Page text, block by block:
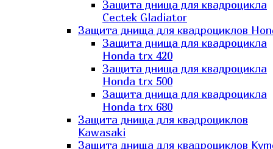
Защита днища для квадроцикла
Cectek Gladiator
Защита днища для квадроциклов
Защита днища для квадроцикла
Honda trx 420
Защита днища для квадроцикла
Honda trx 500
Защита днища для квадроцикла
Honda trx 680
Защита днища для квадроциклов
Kawasaki
Защита днища для квадроциклов